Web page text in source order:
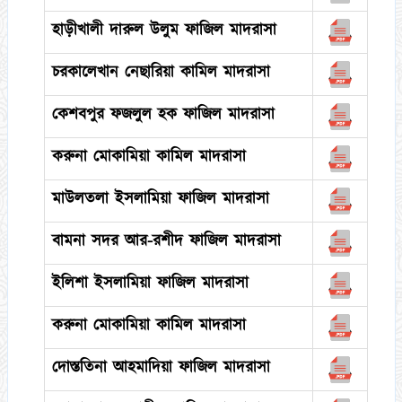
হাড়ীখালী দারুল উলুম ফাজিল মাদরাসা
চরকালেখান নেছারিয়া কামিল মাদরাসা
কেশবপুর ফজলুল হক ফাজিল মাদরাসা
করুনা মোকামিয়া কামিল মাদরাসা
মাউলতলা ইসলামিয়া ফাজিল মাদরাসা
বামনা সদর আর-রশীদ ফাজিল মাদরাসা
ইলিশা ইসলামিয়া ফাজিল মাদরাসা
করুনা মোকামিয়া কামিল মাদরাসা
দোস্ততিনা আহমাদিয়া ফাজিল মাদরাসা